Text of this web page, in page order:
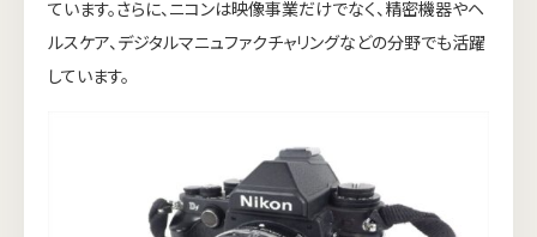
ています。さらに、ニコンは映像事業だけでなく、精密機器やヘ
ルスケア、デジタルマニュファクチャリングなどの分野でも活躍
しています。